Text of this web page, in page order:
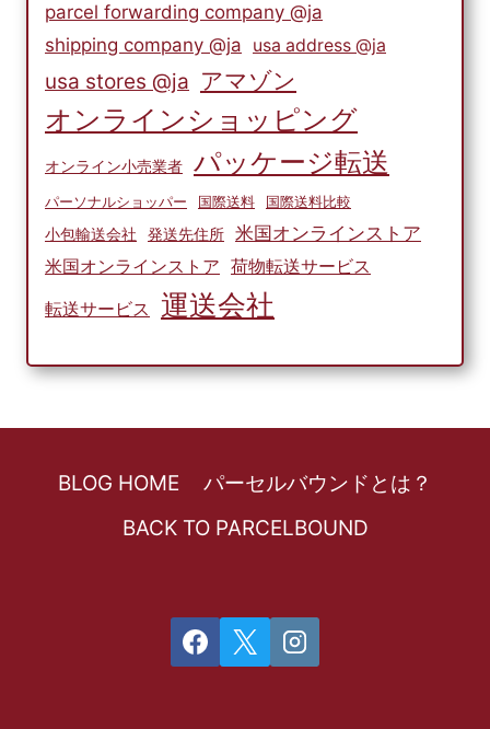
parcel forwarding company @ja
shipping company @ja
usa address @ja
usa stores @ja アマゾン
オンラインショッピング
オンライン小売業者 パッケージ転送
パーソナルショッパー 国際送料 国際送料比較
小包輸送会社 発送先住所 米国オンラインストア
米国オンラインストア 荷物転送サービス
転送サービス 運送会社
BLOG HOME
パーセルバウンドとは？
BACK TO PARCELBOUND